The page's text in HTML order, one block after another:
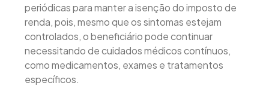
periódicas para manter a isenção do imposto de
renda, pois, mesmo que os sintomas estejam
controlados, o beneficiário pode continuar
necessitando de cuidados médicos contínuos,
como medicamentos, exames e tratamentos
específicos.